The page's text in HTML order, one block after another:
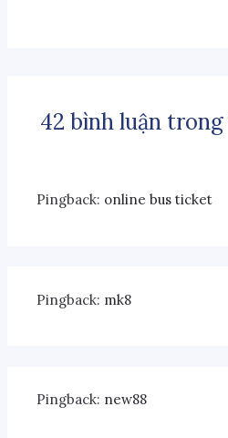
42 bình luận trong
Pingback: online bus ticket
Pingback: mk8
Pingback: new88